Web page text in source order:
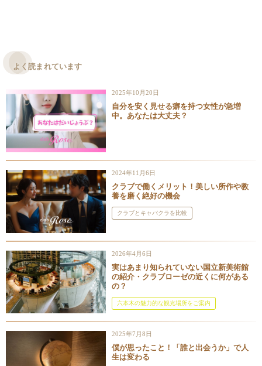
よく読まれています
2025年10月20日
自分を安く見せる癖を持つ女性が急増
中。あなたは大丈夫？
2024年11月6日
クラブで働くメリット！美しい所作や教
養を磨く絶好の機会
クラブとキャバクラを比較
2026年4月6日
実はあまり知られていない国立新美術館
の紹介・クラブローゼの近くに何がある
の？
六本木の魅力的な観光場所をご案内
2025年7月8日
僕が思ったこと！「誰と出会うか」で人
生は変わる